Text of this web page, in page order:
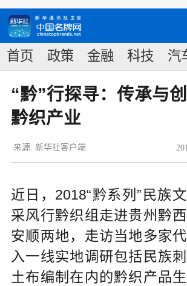
首页 政策 金融 科技 汽
“黔”行探寻：传承与
黔织产业
来源: 新华社客户端
近日，2018“黔系列”民族
采风行黔织组走进贵州黔西
安顺两地，走访当地多家
入一线实地调研包括民族刺
土布编制在内的黔织产品